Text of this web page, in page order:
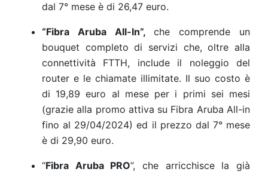
dal 7° mese è di 26,47 euro.
“Fibra Aruba All-In”, che comprende un
bouquet completo di servizi che, oltre alla
connettività FTTH, include il noleggio del
router e le chiamate illimitate. Il suo costo è
di 19,89 euro al mese per i primi sei mesi
(grazie alla promo attiva su Fibra Aruba All-in
fino al 29/04/2024) ed il prezzo dal 7° mese
è di 29,90 euro.
“Fibra Aruba PRO”, che arricchisce la già